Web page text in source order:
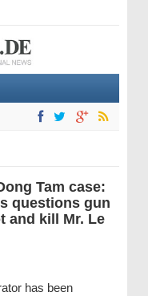
Tam case:
questions gun
and kill Mr. Le
has been